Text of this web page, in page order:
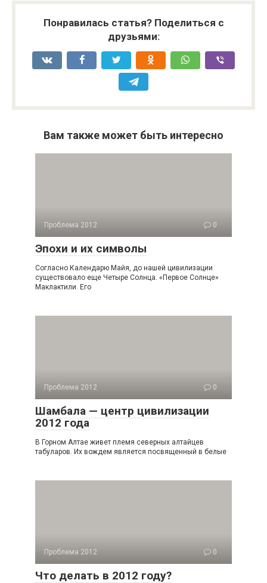
Понравилась статья? Поделиться с
друзьями:
Вам также может быть интересно
Проблема 2012 0
Эпохи и их символы
Согласно Календарю Майя, до нашей цивилизации
существовало еще Четыре Солнца. «Первое Солнце»
Маклактили. Его
Проблема 2012 0
Шамбала — центр цивилизации
2012 года
В Горном Алтае живет племя северных алтайцев
табуларов. Их вождем является посвященный в белые
Проблема 2012 0
Что делать в 2012 году?